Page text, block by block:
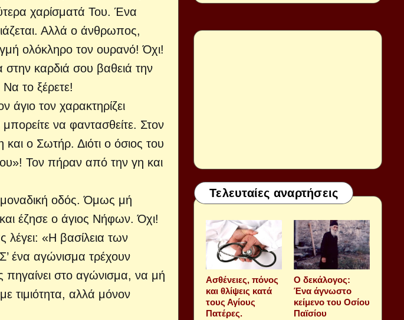
χαρίσματά Του. Ένα
Αλλά ο άνθρωπος,
ολόκληρο τον ουρανό! Όχι!
στην καρδιά σου βαθειά την
το ξέρετε!
άγιο τον χαρακτηρίζει
να φαντασθείτε. Στον
ο Σωτήρ. Διότι ο όσιος του
Τον πήραν από την γη και
μοναδική οδός. Όμως μή
έζησε ο άγιος Νήφων. Όχι!
«Η βασίλεια των
ένα αγώνισμα τρέχουν
πηγαίνει στο αγώνισμα, να μή
τιμιότητα, αλλά μόνον
Τελευταίες αναρτήσεις
Aσθένειες, πόνος
και θλίψεις κατά
τους Αγίους
Πατέρες.
Ο δεκάλογος:
Ένα άγνωστο
κείμενο του Οσίου
Παϊσίου